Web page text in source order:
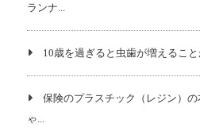
ランナ...
10歳を過ぎると虫歯が増えるこ
保険のプラスチック（レジン）
ゃ...